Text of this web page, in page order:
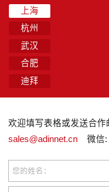
上海
杭州
武汉
合肥
迪拜
欢迎填写表格或发送合作
sales@adinnet.cn 微信:
您的姓名：